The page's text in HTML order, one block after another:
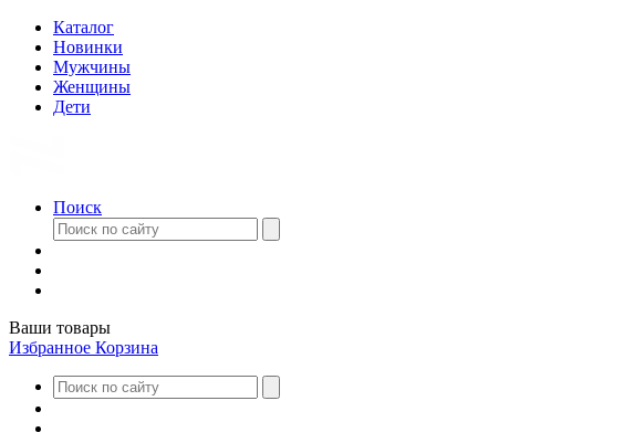
Каталог
Новинки
Мужчины
Женщины
Дети
Поиск
Ваши товары
Избранное Корзина